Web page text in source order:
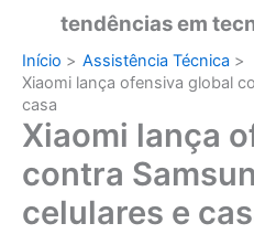
tendências em
Início
Assistência Técnica
Xiaomi lança ofensiva global
casa
Xiaomi lança
contra
celulares e